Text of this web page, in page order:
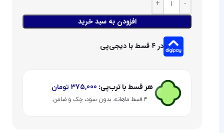
افزودن به سبد خرید
در ۴ قسط با دیجی‌پی
هر قسط با ترب‌پی: 375,000 تومان
۴ قسط ماهانه. بدون سود، چک و ضامن.